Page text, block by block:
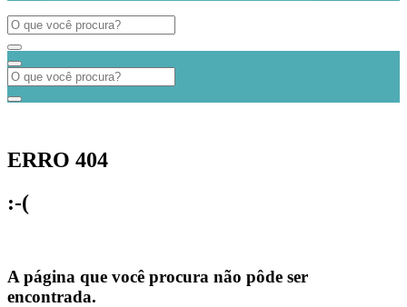
ERRO 404
:-(
A página que você procura não pôde ser
encontrada.